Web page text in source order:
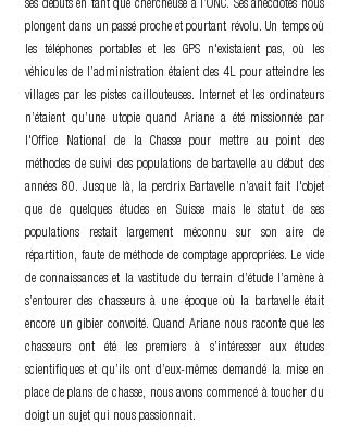
ses débuts en tant que chercheuse à l’ONC. Ses anecdotes nous
plongent dans un passé proche et pourtant révolu. Un temps où
les téléphones portables et les GPS n'existaient pas, où les
véhicules de l’administration étaient des 4L pour atteindre les
villages par les pistes caillouteuses. Internet et les ordinateurs
n’étaient qu’une utopie quand Ariane a été missionnée par
l'Office National de la Chasse pour mettre au point des
méthodes de suivi des populations de bartavelle au début des
années 80. Jusque là, la perdrix Bartavelle n’avait fait l'objet
que de quelques études en Suisse mais le statut de ses
populations restait largement méconnu sur son aire de
répartition, faute de méthode de comptage appropriées. Le vide
de connaissances et la vastitude du terrain d’étude l’amène à
s’entourer des chasseurs à une époque où la bartavelle était
encore un gibier convoité. Quand Ariane nous raconte que les
chasseurs ont été les premiers à s’intéresser aux études
scientifiques et qu’ils ont d’eux-mêmes demandé la mise en
place de plans de chasse, nous avons commencé à toucher du
doigt un sujet qui nous passionnait.